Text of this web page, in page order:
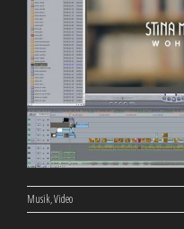
Musik,Video